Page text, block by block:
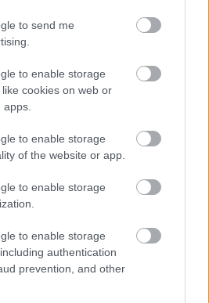
to send me
to enable storage
cookies on web or
to enable storage
of the website or app.
to enable storage
to enable storage
authentication
prevention, and other
Feliratkozom
Fesztiválra készülsz? Ez a 3
szabály megkímélhet egy
nagyon kellemetlen problémától
Támogatott Tartalom